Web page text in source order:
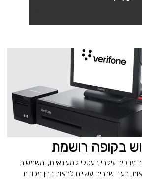
בקופה רושמת
מרכיב עיקרי בעסקי קמעונאיים, ומשמשות
בעוד שרבים עשויים לראות בהן מכונות